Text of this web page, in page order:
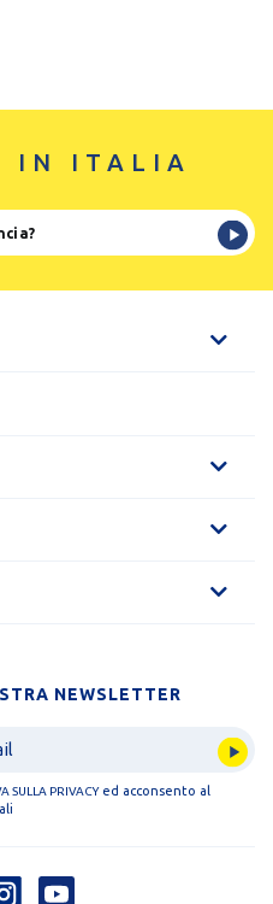
IN ITALIA
NEWSLETTER
SULLA PRIVACYed acconsento al